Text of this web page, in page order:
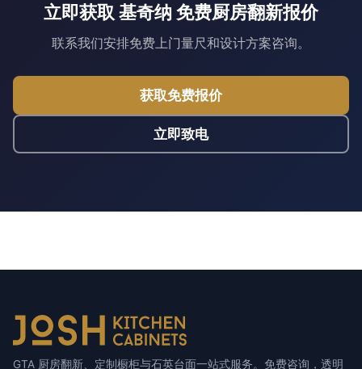
立即获取 基奇纳 免费厨房翻新报价
联系我们安排免费上门量尺和设计方案咨询。
获取免费报价
立即致电
GTA 厨房翻新、定制橱柜与石英台面一站式服务。免费咨询，透明